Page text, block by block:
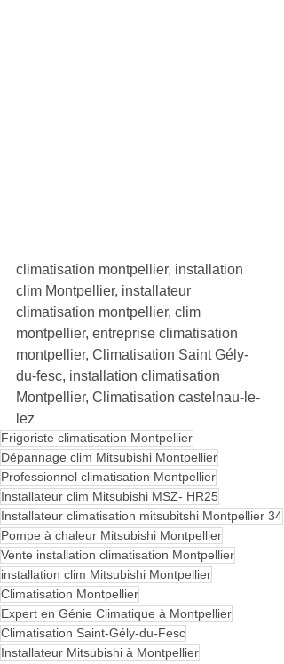
climatisation montpellier, installation
clim Montpellier, installateur
climatisation montpellier, clim
montpellier, entreprise climatisation
montpellier, Climatisation Saint Gély-
du-fesc, installation climatisation
Montpellier, Climatisation castelnau-le-
lez
Frigoriste climatisation Montpellier
Dépannage clim Mitsubishi Montpellier
Professionnel climatisation Montpellier
Installateur clim Mitsubishi MSZ- HR25
Installateur climatisation mitsubitshi Montpellier 34
Pompe à chaleur Mitsubishi Montpellier
Vente installation climatisation Montpellier
installation clim Mitsubishi Montpellier
Climatisation Montpellier
Expert en Génie Climatique à Montpellier
Climatisation Saint-Gély-du-Fesc
Installateur Mitsubishi à Montpellier